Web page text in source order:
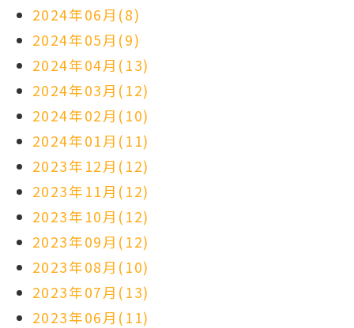
2024年06月(8)
2024年05月(9)
2024年04月(13)
2024年03月(12)
2024年02月(10)
2024年01月(11)
2023年12月(12)
2023年11月(12)
2023年10月(12)
2023年09月(12)
2023年08月(10)
2023年07月(13)
2023年06月(11)